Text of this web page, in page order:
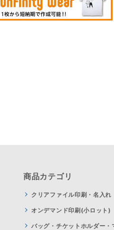
商品カテゴリ
クリアファイル印刷・名入れ
オンデマンド印刷(小ロット)
バッグ・チケットホルダー・